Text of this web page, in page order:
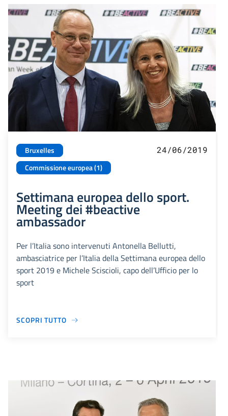
Bruxelles
Commissione europea (1)
24/06/2019
Settimana europea dello sport.
Meeting dei #beactive
ambassador
Per l’Italia sono intervenuti Antonella Bellutti,
ambasciatrice per l’Italia della Settimana europea dello
sport 2019 e Michele Sciscioli, capo dell’Ufficio per lo
sport
SCOPRI TUTTO